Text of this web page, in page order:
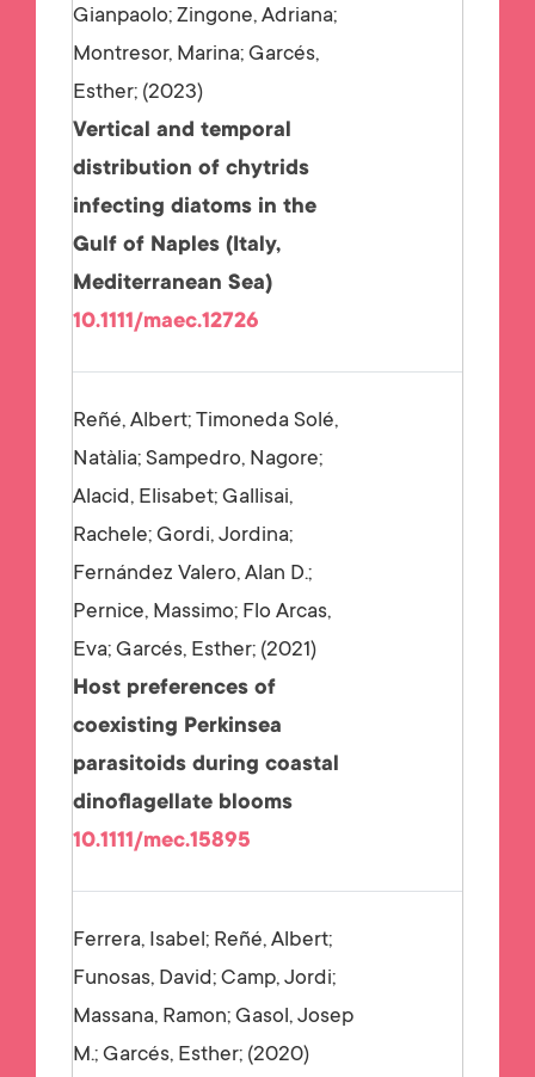
Gianpaolo; Zingone, Adriana;
Montresor, Marina; Garcés,
Esther; 2023
Vertical and temporal
distribution of chytrids
infecting diatoms in the
Gulf of Naples (Italy,
Mediterranean Sea)
10.1111/maec.12726
Reñé, Albert; Timoneda Solé,
Natàlia; Sampedro, Nagore;
Alacid, Elisabet; Gallisai,
Rachele; Gordi, Jordina;
Fernández Valero, Alan D.;
Pernice, Massimo; Flo Arcas,
Eva; Garcés, Esther; 2021
Host preferences of
coexisting Perkinsea
parasitoids during coastal
dinoflagellate blooms
10.1111/mec.15895
Ferrera, Isabel; Reñé, Albert;
Funosas, David; Camp, Jordi;
Massana, Ramon; Gasol, Josep
M.; Garcés, Esther; 2020